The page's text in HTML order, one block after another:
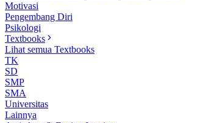
Motivasi
Pengembang Diri
Psikologi
Textbooks
Lihat semua Textbooks
TK
SD
SMP
SMA
Universitas
Lainnya